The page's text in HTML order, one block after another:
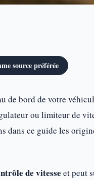
source préférée
de bord de votre
ou limiteur de
ce guide les
de vitesse et peut